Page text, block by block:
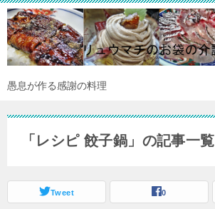
愚息が作る感謝の料理
「レシピ 餃子鍋」の記事一覧
Tweet 0